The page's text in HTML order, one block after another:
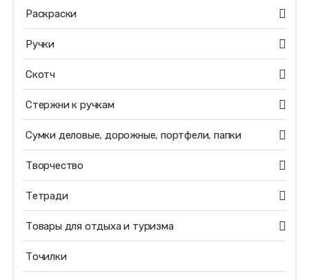
Раскраски
Ручки
Скотч
Стержни к ручкам
Сумки деловые, дорожные, портфели, папки
Творчество
Тетради
Товары для отдыха и туризма
Точилки